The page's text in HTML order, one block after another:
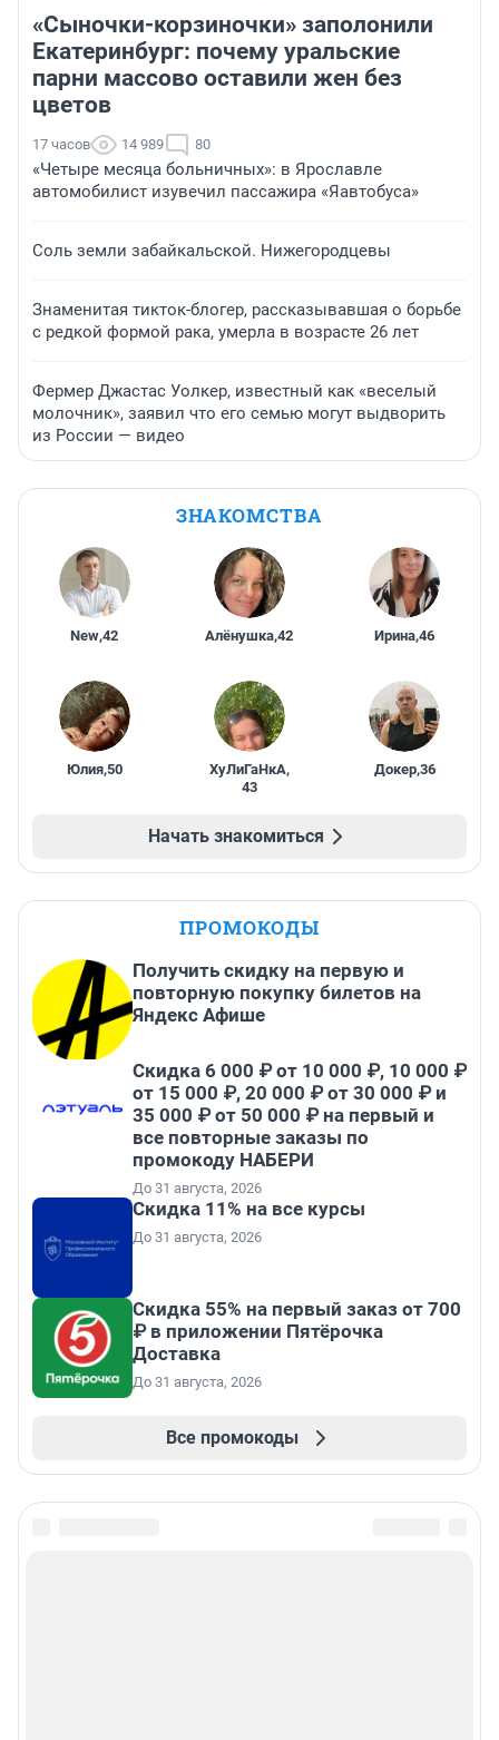
«Сыночки-корзиночки» заполонили
Екатеринбург: почему уральские
парни массово оставили жен без
цветов
17 часов 14 989 80
«Четыре месяца больничных»: в Ярославле
автомобилист изувечил пассажира «Яавтобуса»
Соль земли забайкальской. Нижегородцевы
Знаменитая тикток-блогер, рассказывавшая о борьбе
с редкой формой рака, умерла в возрасте 26 лет
Фермер Джастас Уолкер, известный как «веселый
молочник», заявил что его семью могут выдворить
из России — видео
ЗНАКОМСТВА
New,42 Алёнушка,42 Ирина,46
Юлия,50 ХуЛиГаНкА,
43
Докер,36
Начать знакомиться
ПРОМОКОДЫ
Получить скидку на первую и
повторную покупку билетов на
Яндекс Афише
Скидка 6 000 ₽ от 10 000 ₽, 10 000 ₽
от 15 000 ₽, 20 000 ₽ от 30 000 ₽ и
35 000 ₽ от 50 000 ₽ на первый и
все повторные заказы по
промокоду НАБЕРИ
До 31 августа, 2026
Скидка 11% на все курсы
До 31 августа, 2026
Скидка 55% на первый заказ от 700
₽ в приложении Пятёрочка
Доставка
До 31 августа, 2026
Все промокоды